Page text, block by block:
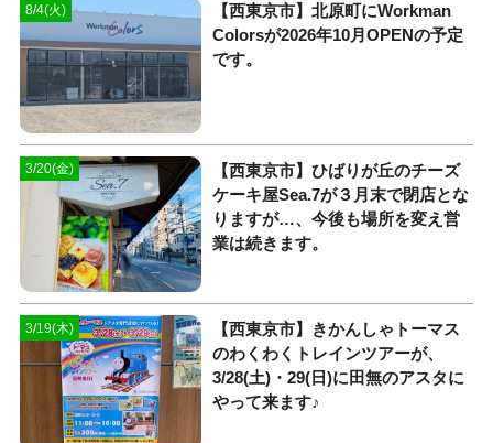
8/4(火)
【西東京市】北原町にWorkman
Colorsが2026年10月OPENの予定
です。
3/20(金)
【西東京市】ひばりが丘のチーズ
ケーキ屋Sea.7が３月末で閉店とな
りますが…、今後も場所を変え営
業は続きます。
3/19(木)
【西東京市】きかんしゃトーマス
のわくわくトレインツアーが、
3/28(土)・29(日)に田無のアスタに
やって来ます♪